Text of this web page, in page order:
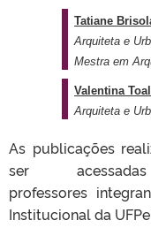
Tatiane
Arquiteta e
Mestra em
Valentina
Arquiteta e
As publicações
ser
professores
Institucional da